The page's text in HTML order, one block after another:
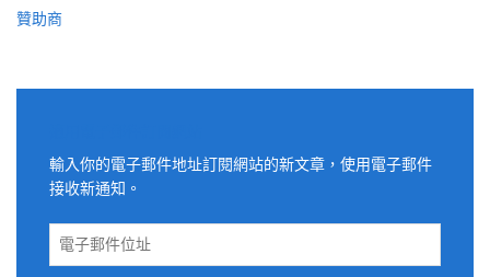
贊助商
輸入你的電子郵件地址訂閱網站的新文章，使用電子郵件
接收新通知。
電